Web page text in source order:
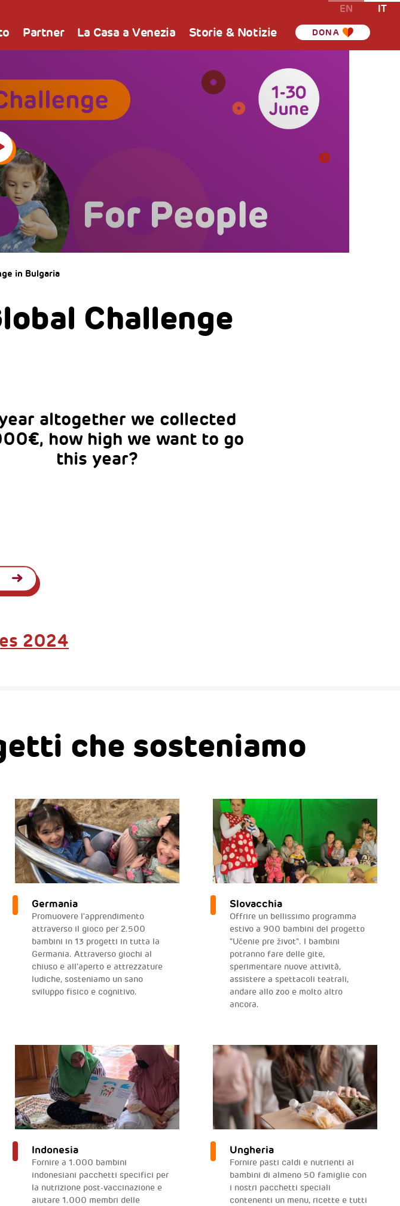
Partner La Casa a Venezia Storie & Notizie DONA
EN IT
in Bulgaria
Challenge
altogether we collected
how high we want to go
this year?
2024
che sosteniamo
Germania
Promuovere l'apprendimento
attraverso il gioco per 2.500
bambini in 13 progetti in tutta la
Germania. Attraverso giochi al
chiuso e all'aperto e attrezzature
ludiche, sosteniamo un sano
sviluppo fisico e cognitivo.
Slovacchia
Offrire un bellissimo programma
estivo a 900 bambini del progetto
"Učenie pre život". I bambini
potranno fare delle gite,
sperimentare nuove attività,
assistere a spettacoli teatrali,
andare allo zoo e molto altro
ancora.
Indonesia
Fornire a 1.000 bambini
indonesiani pacchetti specifici per
la nutrizione post-vaccinazione e
aiutare 1.000 membri delle
Ungheria
Fornire pasti caldi e nutrienti ai
bambini di almeno 50 famiglie con
i nostri pacchetti speciali
contenenti un menu, ricette e tutti